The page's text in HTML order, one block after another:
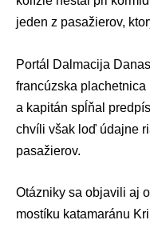
jeden z pasažierov,
Portál Dalmacija
francúzska
a kapitán spĺňal
chvíli však loď údajne
pasažierov.
Otázniky sa objavili aj
mostíku katamaránu